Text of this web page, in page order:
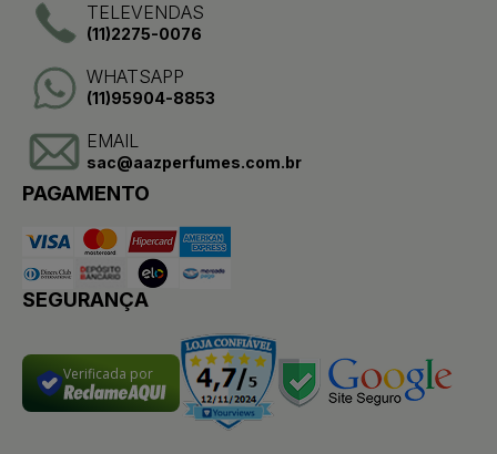
TELEVENDAS
(11)2275-0076
WHATSAPP
(11)95904-8853
EMAIL
sac@aazperfumes.com.br
PAGAMENTO
SEGURANÇA
Verificada por